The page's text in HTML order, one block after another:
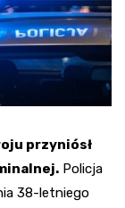
przyniósł
Policja
38-letniego